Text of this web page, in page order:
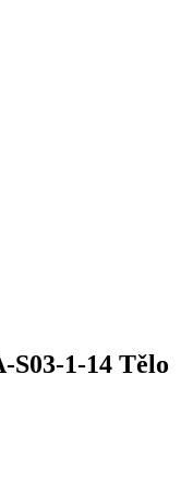
1-14 Tělo